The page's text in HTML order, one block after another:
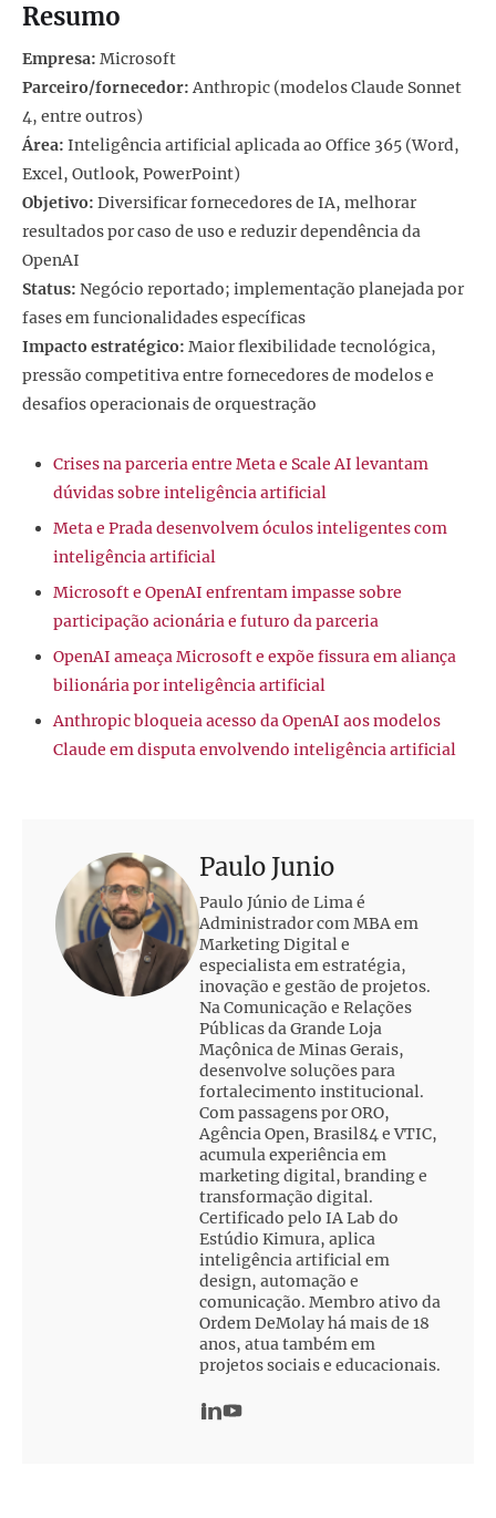
Resumo
Empresa: Microsoft
Parceiro/fornecedor:Anthropic (modelos Claude Sonnet
4, entre outros)
Área: Inteligência artificial aplicada ao Office 365 (Word,
Excel, Outlook, PowerPoint)
Objetivo: Diversificar fornecedores de IA, melhorar
resultados por caso de uso e reduzir dependência da
OpenAI
Status: Negócio reportado; implementação planejada por
fases em funcionalidades específicas
Impacto estratégico: Maior flexibilidade tecnológica,
pressão competitiva entre fornecedores de modelos e
desafios operacionais de orquestração
Crises na parceria entre Meta e Scale AI levantam
dúvidas sobre inteligência artificial
Meta e Prada desenvolvem óculos inteligentes com
inteligência artificial
Microsoft e OpenAI enfrentam impasse sobre
participação acionária e futuro da parceria
OpenAI ameaça Microsoft e expõe fissura em aliança
bilionária por inteligência artificial
Anthropic bloqueia acesso da OpenAI aos modelos
Claude em disputa envolvendo inteligência artificial
Paulo Junio
Paulo Júnio de Lima é
Administrador com MBA em
Marketing Digital e
especialista em estratégia,
inovação e gestão de projetos.
Na Comunicação e Relações
Públicas da Grande Loja
Maçônica de Minas Gerais,
desenvolve soluções para
fortalecimento institucional.
Com passagens por ORO,
Agência Open, Brasil84 e VTIC,
acumula experiência em
marketing digital, branding e
transformação digital.
Certificado pelo IA Lab do
Estúdio Kimura, aplica
inteligência artificial em
design, automação e
comunicação. Membro ativo da
Ordem DeMolay há mais de 18
anos, atua também em
projetos sociais e educacionais.